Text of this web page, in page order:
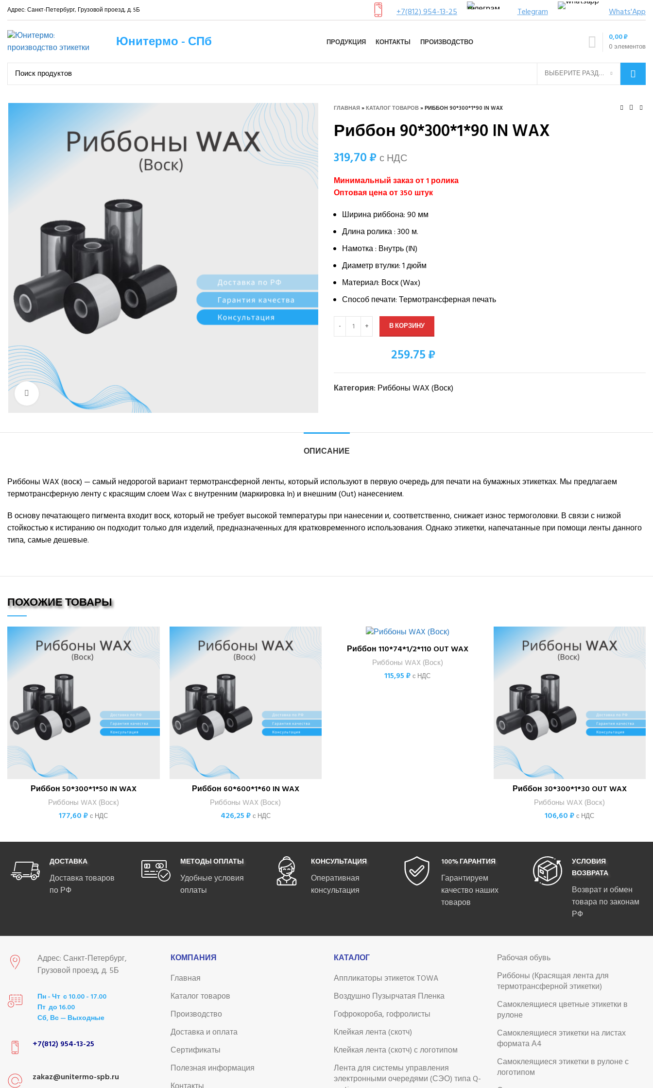
Адрес: Санкт-Петербург, Грузовой проезд, д. 5Б +7(812) 954-13-25 Telegram Whats'App
Юнитермо - СПб ПРОДУКЦИЯ КОНТАКТЫ ПРОИЗВОДСТВО 0элементов
0,00₽
ВЫБЕРИТЕ РАЗДЕЛ
Нажмите, чтобы увеличить
ГЛАВНАЯ»КАТАЛОГ ТОВАРОВ»РИББОН 90*300*1*90 IN WAX
Риббон 90*300*1*90 IN WAX
319,70₽ с НДС
Минимальный заказ от 1 ролика
Оптовая цена от 350 штук
Ширина риббона: 90 мм
Длина ролика : 300 м.
Намотка : Внутрь (IN)
Диаметр втулки: 1 дюйм
Материал: Воск (Wax)
Способ печати: Термотрансферная печать
В КОРЗИНУ
259.75 ₽
Категория: Риббоны WAX (Воск)
ОПИСАНИЕ
Риббоны WAX (воск) — самый недорогой вариант термотрансферной ленты, который используют в первую очередь для печати на бумажных этикетках. Мы предлагаем
термотрансферную ленту с красящим слоем Wax с внутренним (маркировка In) и внешним (Out) нанесением.
В основу печатающего пигмента входит воск, который не требует высокой температуры при нанесении и, соответственно, снижает износ термоголовки. В связи с низкой
стойкостью к истиранию он подходит только для изделий, предназначенных для кратковременного использования. Однако этикетки, напечатанные при помощи ленты данного
типа, самые дешевые.
ПОХОЖИЕ ТОВАРЫ
В КОРЗИНУ
Риббон 50*300*1*50 IN WAX
Риббоны WAX (Воск)
177,60₽ с НДС
В КОРЗИНУ
Риббон 60*600*1*60 IN WAX
Риббоны WAX (Воск)
426,25₽ с НДС
В КОРЗИНУ
Риббон 110*74*1/2*110 OUT WAX
Риббоны WAX (Воск)
115,95₽ с НДС
В КОРЗИНУ
Риббон 30*300*1*30 OUT WAX
Риббоны WAX (Воск)
106,60₽ с НДС
ДОСТАВКА
Доставка товаров
по РФ
МЕТОДЫ ОПЛАТЫ
Удобные условия
оплаты
КОНСУЛЬТАЦИЯ
Оперативная
консультация
100% ГАРАНТИЯ
Гарантируем
качество наших
товаров
УСЛОВИЯ
ВОЗВРАТА
Возврат и обмен
товара по законам
РФ
Адрес: Санкт-Петербург,
Грузовой проезд, д. 5Б
Пн - Чт с 10.00 - 17.00
Пт до 16.00
Сб, Вс — Выходные
+7(812) 954-13-25
zakaz@unitermo-spb.ru
КОМПАНИЯ
Главная
Каталог товаров
Производство
Доставка и оплата
Сертификаты
Полезная информация
КАТАЛОГ
Аппликаторы этикеток TOWA
Воздушно Пузырчатая Пленка
Гофрокороба, гофролисты
Клейкая лента (скотч)
Клейкая лента (скотч) с логотипом
Лента для системы управления
электронными очередями (СЭО) типа Q-
Рабочая обувь
Риббоны (Красящая лента для
термотрансферной этикетки)
Самоклеящиеся цветные этикетки в
рулоне
Самоклеящиеся этикетки на листах
формата А4
Самоклеящиеся этикетки в рулоне с
логотипом